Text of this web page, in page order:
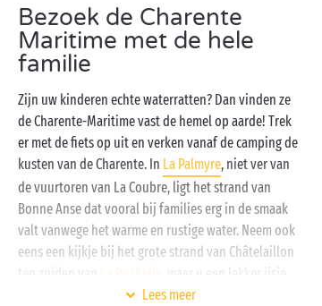
de zon ondergaat, wordt iedereen bij het podium van
de camping verwacht voor alweer een geanimeerde
avond. Wedden dat u prachtige herinneringen
Bezoek de Charente
Maritime met de hele
familie
Zijn uw kinderen echte waterratten? Dan vinden ze
de Charente-Maritime vast de hemel op aarde! Trek
er met de fiets op uit en verken vanaf de camping de
kusten van de Charente. In La Palmyre, niet ver van
de vuurtoren van La Coubre, ligt het strand van
Bonne Anse dat vooral bij families erg in de smaak
valt vanwege het warme en rustige water. Neem ook
eens een kijkje bij het grote strand van Châtelaillon
ten zuiden van
La Rochelle
, waar u een lekker ijsje
eet terwijl u van op de eerste rij de golven van de
Lees meer